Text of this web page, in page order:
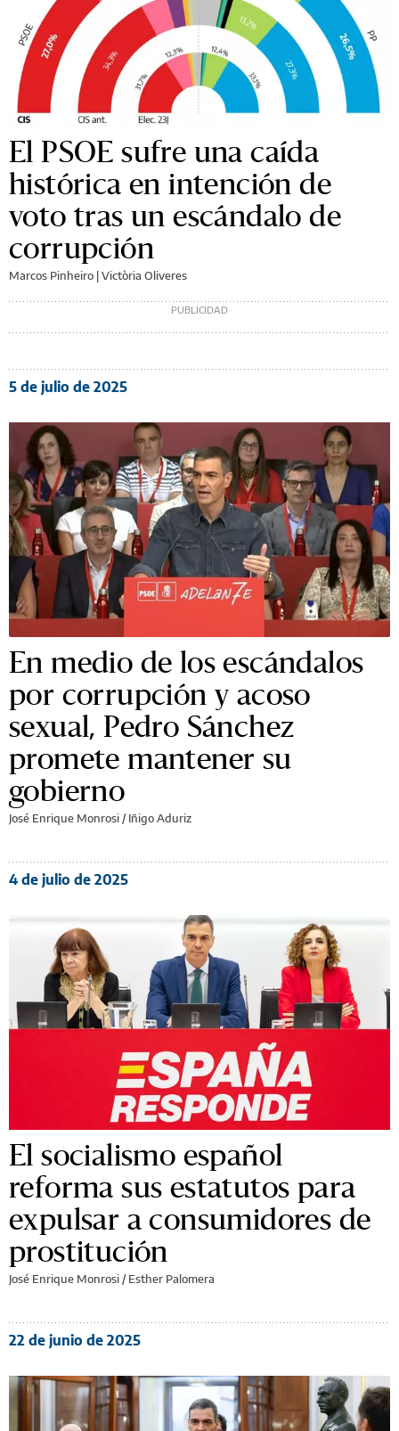
El PSOE sufre una caída
histórica en intención de
voto tras un escándalo de
corrupción
Marcos Pinheiro | Victòria Oliveres
5 de julio de 2025
En medio de los escándalos
por corrupción y acoso
sexual, Pedro Sánchez
promete mantener su
gobierno
José Enrique Monrosi / Iñigo Aduriz
4 de julio de 2025
El socialismo español
reforma sus estatutos para
expulsar a consumidores de
prostitución
José Enrique Monrosi / Esther Palomera
22 de junio de 2025